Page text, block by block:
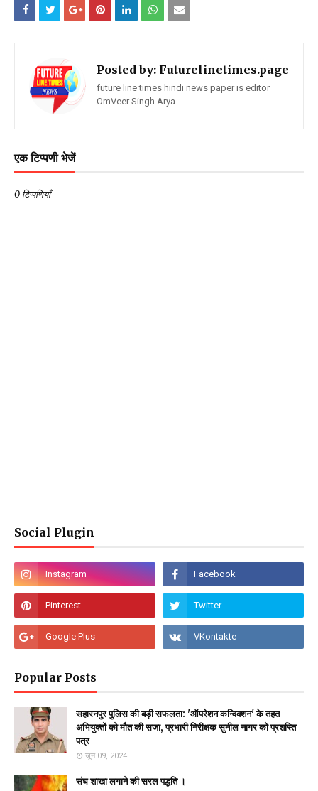
Posted by: Futurelinetimes.page
future line times hindi news paper is editor
OmVeer Singh Arya
एक टिप्पणी भेजें
0 टिप्पणियाँ
Social Plugin
Popular Posts
सहारनपुर पुलिस की बड़ी सफलता: 'ऑपरेशन कन्विक्शन' के तहत
अभियुक्तों को मौत की सजा, प्रभारी निरीक्षक सुनील नागर को प्रशस्ति
पत्र
जून 09, 2024
संघ शाखा लगाने की सरल पद्धति ।